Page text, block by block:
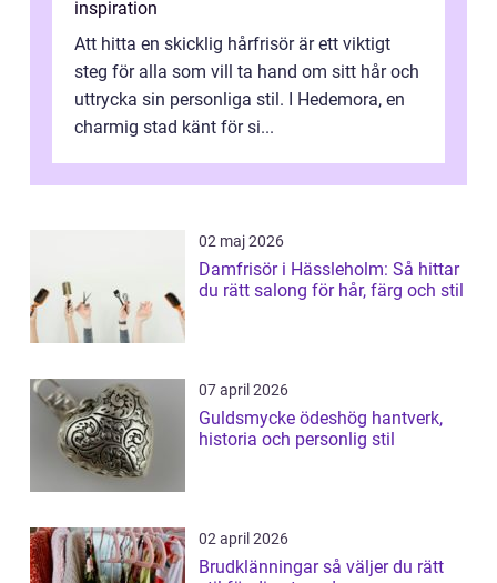
inspiration
Att hitta en skicklig hårfrisör är ett viktigt
steg för alla som vill ta hand om sitt hår och
uttrycka sin personliga stil. I Hedemora, en
charmig stad känt för si...
02 maj 2026
Damfrisör i Hässleholm: Så hittar
du rätt salong för hår, färg och stil
07 april 2026
Guldsmycke ödeshög hantverk,
historia och personlig stil
02 april 2026
Brudklänningar så väljer du rätt